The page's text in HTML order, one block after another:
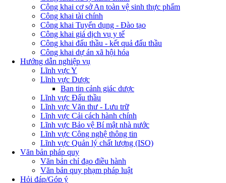
Công khai cơ sở An toàn vệ sinh thực phẩm
Công khai tài chính
Công khai Tuyển dụng - Đào tạo
Công khai giá dịch vụ y tế
Công khai đấu thầu - kết quả đấu thầu
Công khai dự án xã hội hóa
Hướng dẫn nghiệp vụ
Lĩnh vực Y
Lĩnh vực Dược
Ban tin cảnh giác dược
Lĩnh vực Đấu thầu
Lĩnh vực Văn thư - Lưu trữ
Lĩnh vực Cải cách hành chính
Lĩnh vực Bảo vệ Bí mật nhà nước
Lĩnh vực Công nghệ thông tin
Lĩnh vực Quản lý chất lượng (ISO)
Văn bản pháp quy
Văn bản chỉ đạo điều hành
Văn bản quy phạm pháp luật
Hỏi đáp/Góp ý